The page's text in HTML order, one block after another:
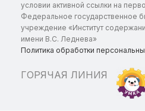
условии активной ссылки на
Федеральное государственное
учреждение «Институт
имени В.С. Леднева»
Политика обработки
ГОРЯЧАЯ ЛИНИЯ